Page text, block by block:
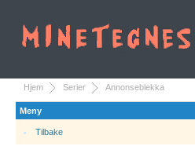
Hjem Serier Annonseblekka
Meny
Tilbake